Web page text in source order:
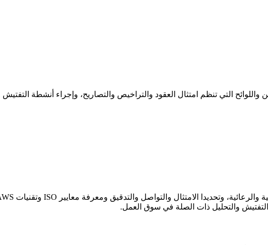
التي تنظم امتثال العقود والتراخيص والتصاريح، وإجراء أنشطة
التفتيش والتحليل ذات الصلة في سوق العمل.